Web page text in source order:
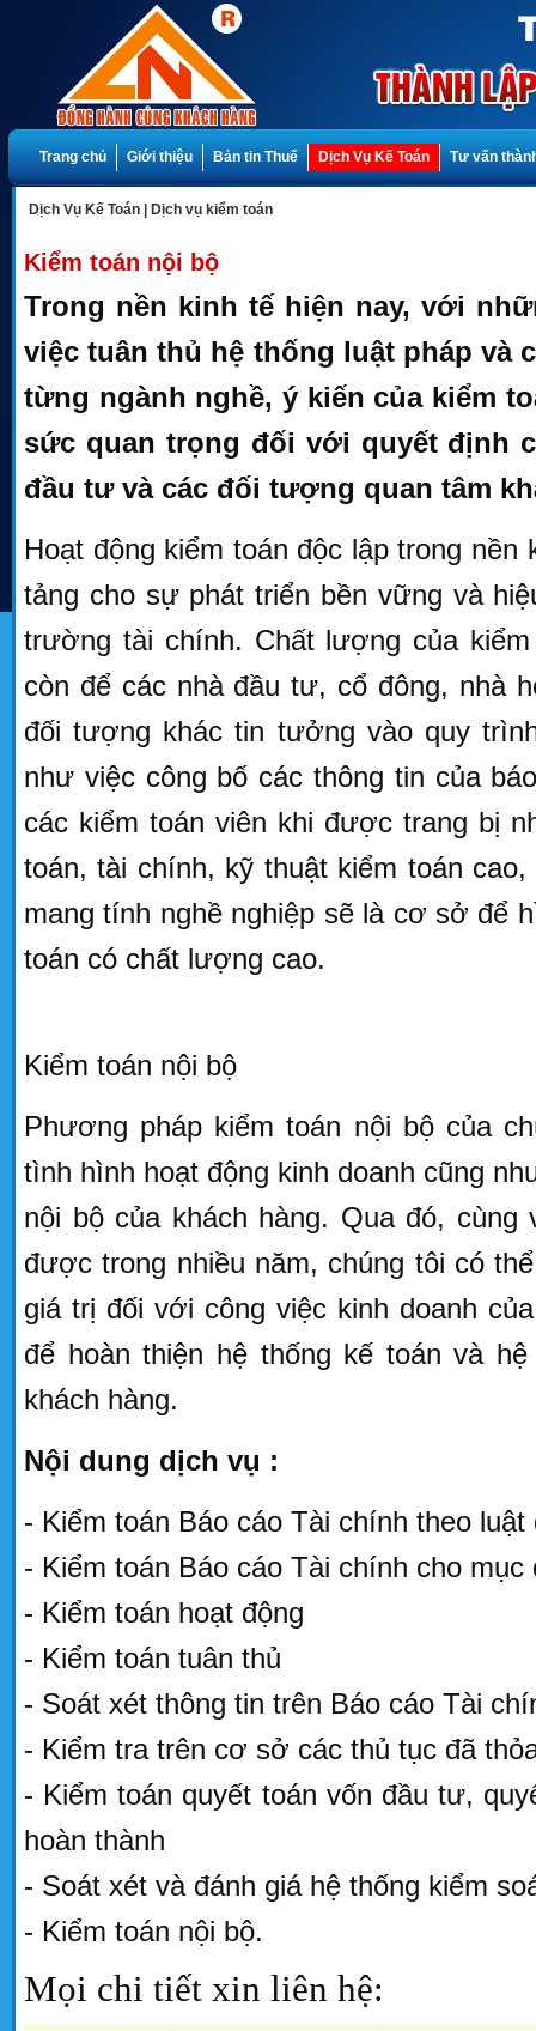
Trang chủ Giới thiệu Bản tin Thuế Dịch Vụ Kế Toán Tư vấn
Dịch Vụ Kế Toán Dịch vụ kiểm toán
Kiểm toán nội bộ
Trong nền kinh tế hiện nay, với
việc tuân thủ hệ thống luật pháp và
từng ngành nghề, ý kiến của kiểm
sức quan trọng đối với quyết định
đầu tư và các đối tượng quan tâm
Hoạt động kiểm toán độc lập trong nền
tảng cho sự phát triển bền vững và
trường tài chính. Chất lượng của
còn để các nhà đầu tư, cổ đông, nhà
đối tượng khác tin tưởng vào quy
như việc công bố các thông tin của
các kiểm toán viên khi được trang bị
toán, tài chính, kỹ thuật kiểm toán
mang tính nghề nghiệp sẽ là cơ sở để
toán có chất lượng cao.
Kiểm toán nội bộ
Phương pháp kiểm toán nội bộ của
tình hình hoạt động kinh doanh cũng
nội bộ của khách hàng. Qua đó,
được trong nhiều năm, chúng tôi có
giá trị đối với công việc kinh doanh
để hoàn thiện hệ thống kế toán và
khách hàng.
Nội dung dịch vụ :
- Kiểm toán Báo cáo Tài chính theo luật
- Kiểm toán Báo cáo Tài chính cho mục
- Kiểm toán hoạt động
- Kiểm toán tuân thủ
- Soát xét thông tin trên Báo cáo Tài
- Kiểm tra trên cơ sở các thủ tục đã
- Kiểm toán quyết toán vốn đầu tư,
hoàn thành
- Soát xét và đánh giá hệ thống kiểm
- Kiểm toán nội bộ.
Mọi chi tiết xin liên hệ: